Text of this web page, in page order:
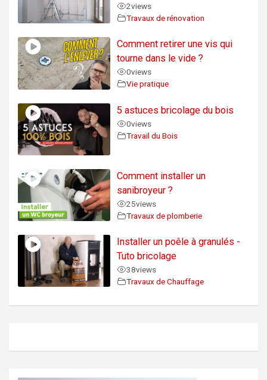
2views
Travaux de rénovation
Comment retirer une vis qui
tourne dans le vide ?
0views
Vie pratique
5 astuces bricolage du bois
0views
Travail du Bois
Comment installer un
sanibroyeur ?
25views
Travaux de plomberie
Installer un poêle à granulés -
Tuto bricolage
38views
Travaux de Chauffage